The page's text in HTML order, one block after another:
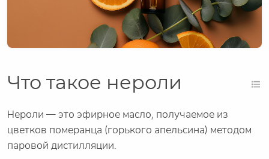
Что такое нероли
Нероли — это эфирное масло, получаемое из
цветков померанца (горького апельсина) методом
паровой дистилляции.